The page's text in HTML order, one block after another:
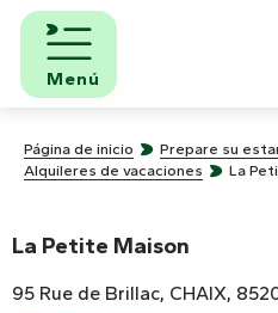
Aller
contenu
principal
Menú
Página de inicio Prepare su
Alquileres de vacaciones
La
La Petite Maison
95 Rue de Brillac, CHAIX,